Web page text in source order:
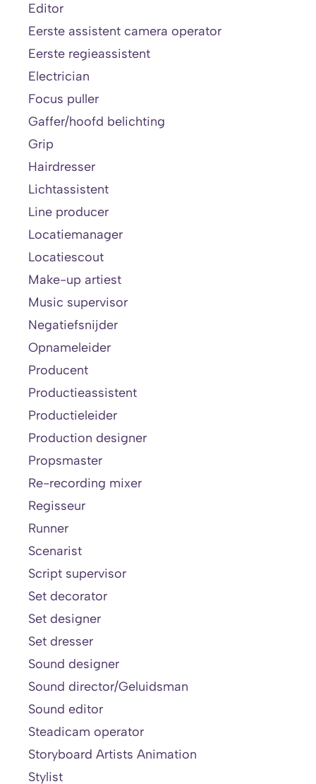
Editor
Eerste assistent camera operator
Eerste regieassistent
Electrician
Focus puller
Gaffer/hoofd belichting
Grip
Hairdresser
Lichtassistent
Line producer
Locatiemanager
Locatiescout
Make-up artiest
Music supervisor
Negatiefsnijder
Opnameleider
Producent
Productieassistent
Productieleider
Production designer
Propsmaster
Re-recording mixer
Regisseur
Runner
Scenarist
Script supervisor
Set decorator
Set designer
Set dresser
Sound designer
Sound director/Geluidsman
Sound editor
Steadicam operator
Storyboard Artists Animation
Stylist